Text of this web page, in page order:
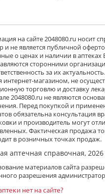
на сайте 2048080.ru носит
и не является публичной
о ценах и наличии в аптеках
сторонними
за их
интернет-магазином, не
торговлю и доставку
2048080.ru не являются
Перед покупкой и
обязательна консультация
и производитель могут
Фактическая продажа
в розничных точках продаж.
аптечная справочная, 2026
материалов сайта
разрешения
нет на сайте?